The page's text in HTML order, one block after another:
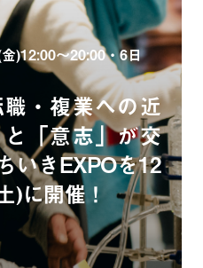
)12:00〜20:00・6日
・複業への近
「意志」が交
いきEXPOを12
)に開催！